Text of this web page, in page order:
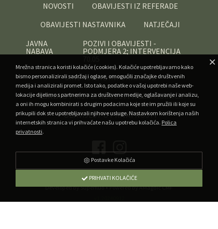
NOVOSTI
OBAVIJESTI IZ REFERADE
OBAVIJESTI NASTAVNIKA
NATJEČAJI
JAVNA
NABAVA
POZIVI I OBAVIJESTI -
PODMJERA 2; INTERVENCIJA
SINDIKALNE INFORMACIJE
IZJAVA O PRISTUPAČNOSTI WEB STRANICA
OBAVIJEST O PRIVATNOSTI
Veleučilište u Križevcima. Sva prava pridržana.
Developed by Superfluo•Powered by AMagdic CMF
Mrežna stranica koristi kolačiće (cookies). Kolačiće upotrebljavamo kako
bismo personalizirali sadržaj i oglase, omogućili značajke društvenih
medija i analizirali promet. Isto tako, podatke o vašoj upotrebi naše web-
lokacije dijelimo s partnerima za društvene medije, oglašavanje i analizu,
a oni ih mogu kombinirati s drugim podacima koje ste im pružili ili koje su
prikupili dok ste upotrebljavali njihove usluge. Nastavkom korištenja naših
internetskih stranica vi prihvaćate našu upotrebu kolačića. Polica
privatnosti.
Postavke Kolačića
PRIHVATI KOLAČIĆE